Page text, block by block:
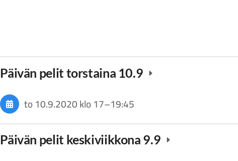
Päivän pelit torstaina 10.9
to 10.9.2020klo 17–19:45
Päivän pelit keskiviikkona 9.9